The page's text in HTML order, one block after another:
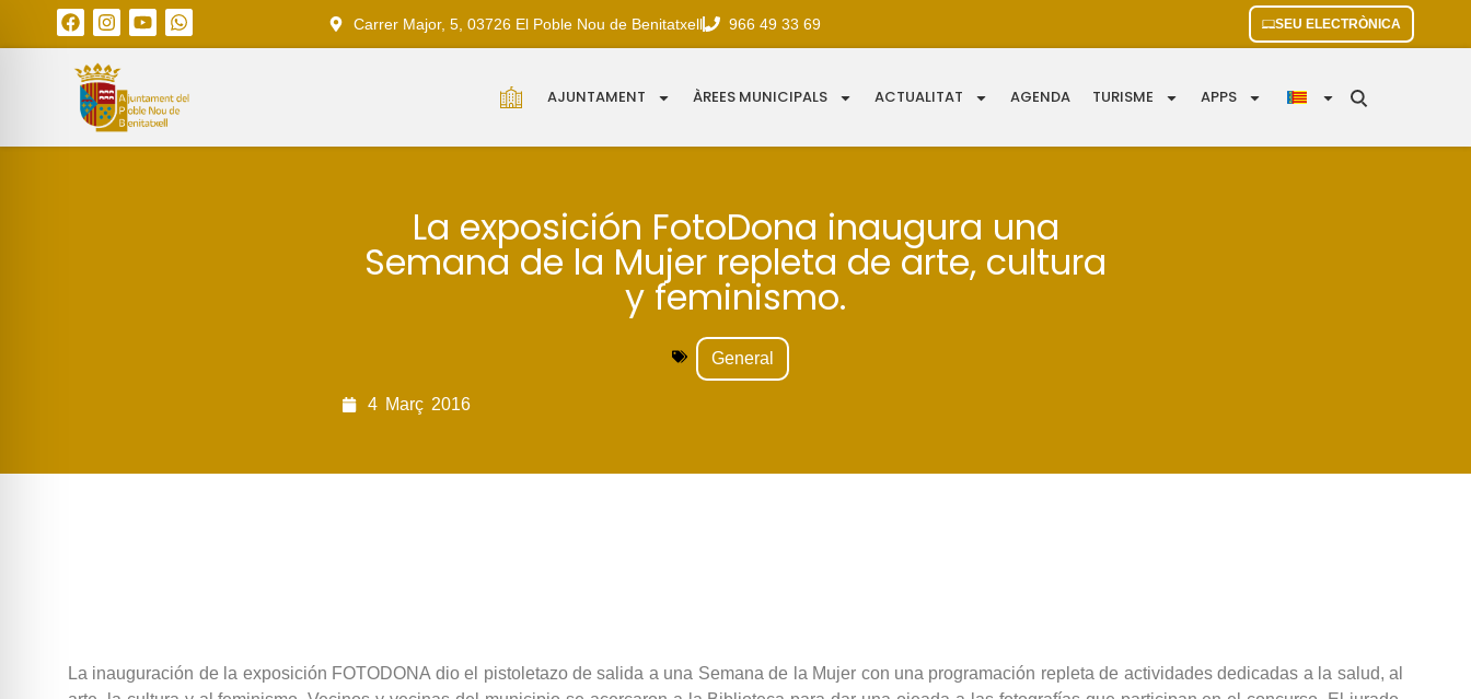
Carrer Major, 5, 03726 El Poble Nou de Benitatxell 966 49 33 69 SEU ELECTRÒNICA
AJUNTAMENT ÀREES MUNICIPALS ACTUALITAT AGENDA TURISME APPS
La exposición FotoDona inaugura una
Semana de la Mujer repleta de arte, cultura
y feminismo.
General
4 Març 2016
La inauguración de la exposición FOTODONA dio el pistoletazo de salida a una Semana de la Mujer con una programación repleta de actividades dedicadas a la salud, al